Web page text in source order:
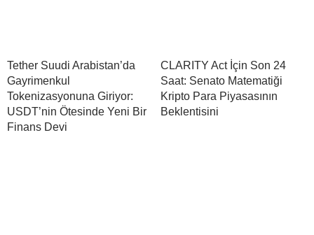
Tether Suudi Arabistan’da
Gayrimenkul
Tokenizasyonuna Giriyor:
USDT’nin Ötesinde Yeni Bir
Finans Devi
CLARITY Act İçin Son 24
Saat: Senato Matematiği
Kripto Para Piyasasının
Beklentisini